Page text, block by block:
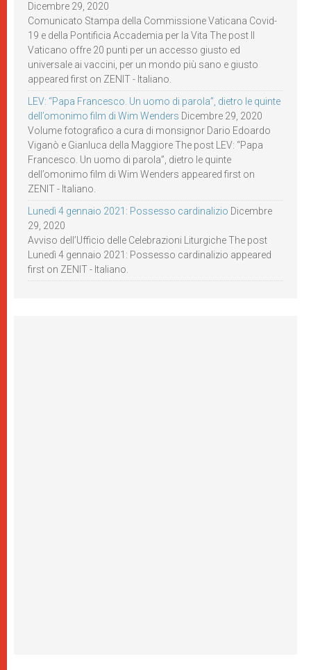
Dicembre 29, 2020
Comunicato Stampa della Commissione Vaticana Covid-
19 e della Pontificia Accademia per la Vita The post Il
Vaticano offre 20 punti per un accesso giusto ed
universale ai vaccini, per un mondo più sano e giusto
appeared first on ZENIT - Italiano.
LEV: “Papa Francesco. Un uomo di parola”, dietro le quinte
dell’omonimo film di Wim Wenders Dicembre 29, 2020
Volume fotografico a cura di monsignor Dario Edoardo
Viganò e Gianluca della Maggiore The post LEV: “Papa
Francesco. Un uomo di parola”, dietro le quinte
dell’omonimo film di Wim Wenders appeared first on
ZENIT - Italiano.
Lunedì 4 gennaio 2021: Possesso cardinalizio Dicembre
29, 2020
Avviso dell’Ufficio delle Celebrazioni Liturgiche The post
Lunedì 4 gennaio 2021: Possesso cardinalizio appeared
first on ZENIT - Italiano.